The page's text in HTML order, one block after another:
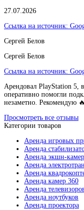
27.07.2026
Ссылка на источник:
Сергей Белов
Сергей Белов
Ссылка на источник:
Арендовал PlayStation 5,
оперативно помогли
незаметно. Рекомендую 🔥
Просмотреть все отзывы
Категории товаров
Аренда игровых
Аренда
Аренда экшн-камер
Аренда
Аренда
Аренда камер 360
Аренда
Аренда ноутбуков
Аренда проектора